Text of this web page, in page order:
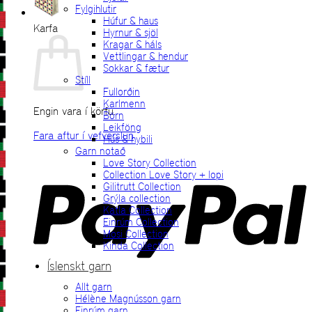
Karfa
Engin vara í körfu.
Fara aftur í vefverslun
Fylgihlutir
Húfur & haus
Hyrnur & sjöl
Kragar & háls
Vettlingar & hendur
Sokkar & fætur
Stíll
Fullorðin
Karlmenn
Börn
Leikföng
Hús & hybili
Garn notað
Love Story Collection
Collection Love Story + lopi
Gilitrutt Collection
Grýla collection
Katla Collection
Einrúm Collection
Mosi Collection
Kinda Collection
Íslenskt garn
Allt garn
Hélène Magnússon garn